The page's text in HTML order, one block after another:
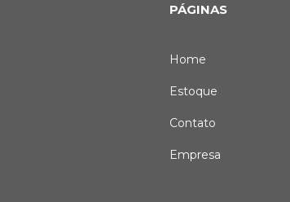
PÁGINAS
Home
Estoque
Contato
Empresa